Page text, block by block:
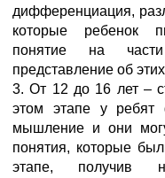
дифференциация,
которые ребенок
понятие на
представление об
3. От 12 до 16 лет –
этом этапе у ребят
мышление и они
понятия, которые
этапе, получив